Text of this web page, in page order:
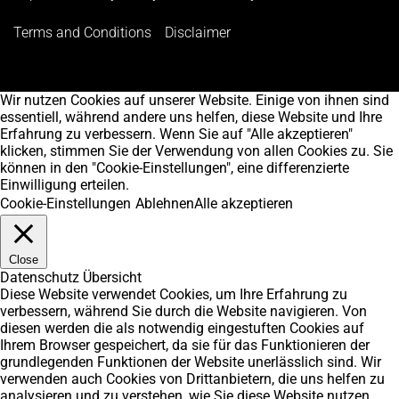
Terms and Conditions Disclaimer
Wir nutzen Cookies auf unserer Website. Einige von ihnen sind
essentiell, während andere uns helfen, diese Website und Ihre
Erfahrung zu verbessern. Wenn Sie auf "Alle akzeptieren"
klicken, stimmen Sie der Verwendung von allen Cookies zu. Sie
können in den "Cookie-Einstellungen", eine differenzierte
Einwilligung erteilen.
Cookie-Einstellungen AblehnenAlle akzeptieren
Close
Datenschutz Übersicht
Diese Website verwendet Cookies, um Ihre Erfahrung zu
verbessern, während Sie durch die Website navigieren. Von
diesen werden die als notwendig eingestuften Cookies auf
Ihrem Browser gespeichert, da sie für das Funktionieren der
grundlegenden Funktionen der Website unerlässlich sind. Wir
verwenden auch Cookies von Drittanbietern, die uns helfen zu